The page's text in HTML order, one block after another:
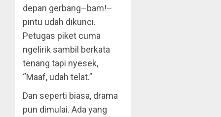
depan gerbang–bam!–
pintu udah dikunci.
Petugas piket cuma
ngelirik sambil berkata
tenang tapi nyesek,
“Maaf, udah telat.”
Dan seperti biasa, drama
pun dimulai. Ada yang